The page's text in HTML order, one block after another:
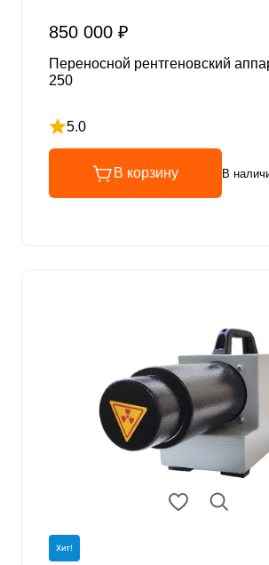
850 000 ₽
Переносной рентгеновский
250
5.0
Рейтинг 5 из 5
В корзину В
Хит!